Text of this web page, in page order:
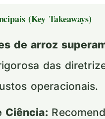
(Key Takeaways)
de arroz
das
operacionais.
Ciência: